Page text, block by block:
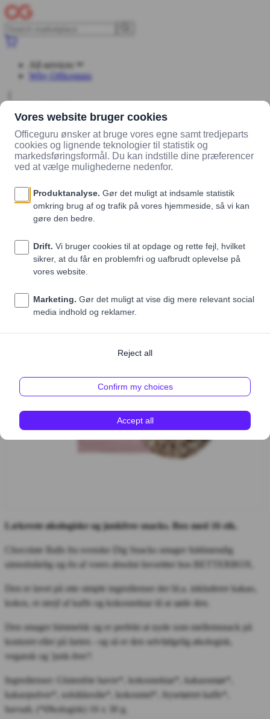
All services
Why Officeguru
Marketplace
Swedish Chocolate Ball / 16 stk
Junkfree Swedish Chocolate Ball / 16 stk
Lækreste økologiske og junkfree snacks. Box med 16 stk.
Chocolate Balls fra svenske Dig Snacks smager fuldstændig
uimodståelig og én af vores absolut favoritter hos BETTERBOX.
Den er lavet på otte simple ingredienser der bl.a. inkluderer kakao,
kokos, et strejf af kaffe og kokosnektar til at søde den.
Den smager himmelsk og er perfekt at nyde som mellemsnack på
kontoret eller på farten - og så er den selvfølgelig økologisk,
vegansk og 'junk-free'!
Ingredienser: Glutenfrie havre*, kokosnektar*, kakaosmør*,
kakaopulver*, solsikkeolie*, kokosmel*, frysetørret kaffe*,
havsalt, (*Økologisk) 16 x 30 g.